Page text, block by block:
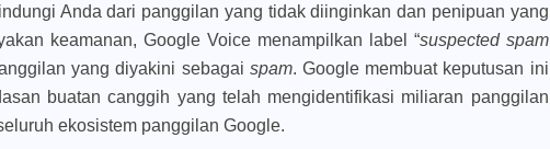
Anda dari panggilan yang tidak diinginkan dan penipuan yang
keamanan, Google Voice menampilkan label “suspected spam
yang diyakini sebagai spam. Google membuat keputusan ini
buatan canggih yang telah mengidentifikasi miliaran panggilan
ekosistem panggilan Google.